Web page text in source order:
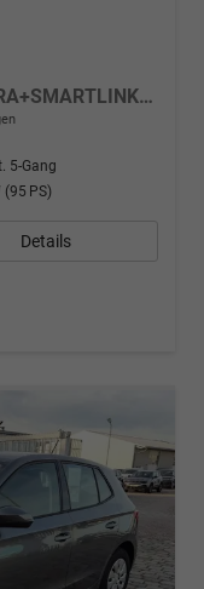
Extra Plus SHZ+PDC+LED+KAMERA+SMARTLINK+LM
5-Gang
(95 PS)
Details